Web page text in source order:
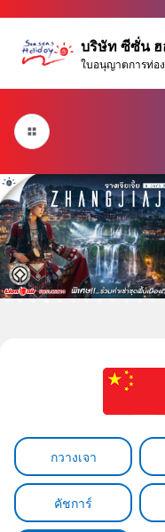
บริษัท ซีซั่น ฮ
ใบอนุญาตการท่อง
กวางเจา
คัชการ์